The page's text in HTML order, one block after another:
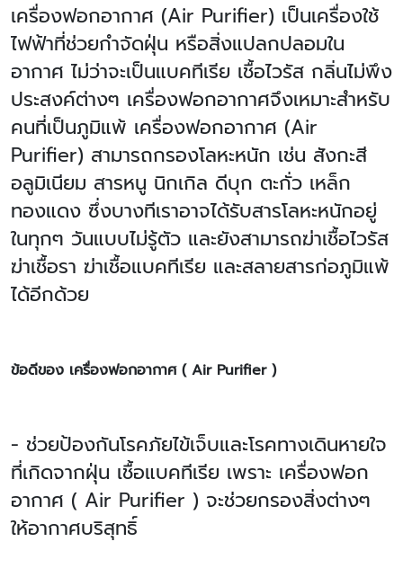
เครื่องฟอกอากาศ (Air Purifier) เป็นเครื่องใช้
ไฟฟ้าที่ช่วยกำจัดฝุ่น หรือสิ่งแปลกปลอมใน
อากาศ ไม่ว่าจะเป็นแบคทีเรีย เชื้อไวรัส กลิ่นไม่พึง
ประสงค์ต่างๆ เครื่องฟอกอากาศจึงเหมาะสำหรับ
คนที่เป็นภูมิแพ้ เครื่องฟอกอากาศ (Air
Purifier) สามารถกรองโลหะหนัก เช่น สังกะสี
อลูมิเนียม สารหนู นิกเกิล ดีบุก ตะกั่ว เหล็ก
ทองแดง ซึ่งบางทีเราอาจได้รับสารโลหะหนักอยู่
ในทุกๆ วันแบบไม่รู้ตัว และยังสามารถฆ่าเชื้อไวรัส
ฆ่าเชื้อรา ฆ่าเชื้อแบคทีเรีย และสลายสารก่อภูมิแพ้
ได้อีกด้วย
ข้อดีของ เครื่องฟอกอากาศ ( Air Purifier )
- ช่วยป้องกันโรคภัยไข้เจ็บและโรคทางเดินหายใจ
ที่เกิดจากฝุ่น เชื้อแบคทีเรีย เพราะ เครื่องฟอก
อากาศ ( Air Purifier ) จะช่วยกรองสิ่งต่างๆ
ให้อากาศบริสุทธิ์